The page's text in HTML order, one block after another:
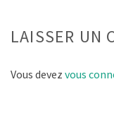
LAISSER UN
Vous devez vous